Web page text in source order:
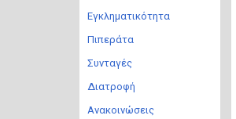
Εγκληματικότητα
Πιπεράτα
Συνταγές
Διατροφή
Ανακοινώσεις